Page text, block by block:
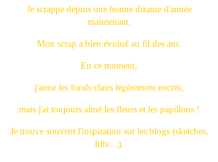
Je scrappe depuis une bonne dizaine d'année
maintenant.
Mon scrap a bien évolué au fil des ans.
En ce moment,
j'aime les fonds clairs légèrement encrés,
mais j'ai toujours aimé les fleurs et les papillons !
Je trouve souvent l'inspiration sur les blogs (sketches,
lifts ...).